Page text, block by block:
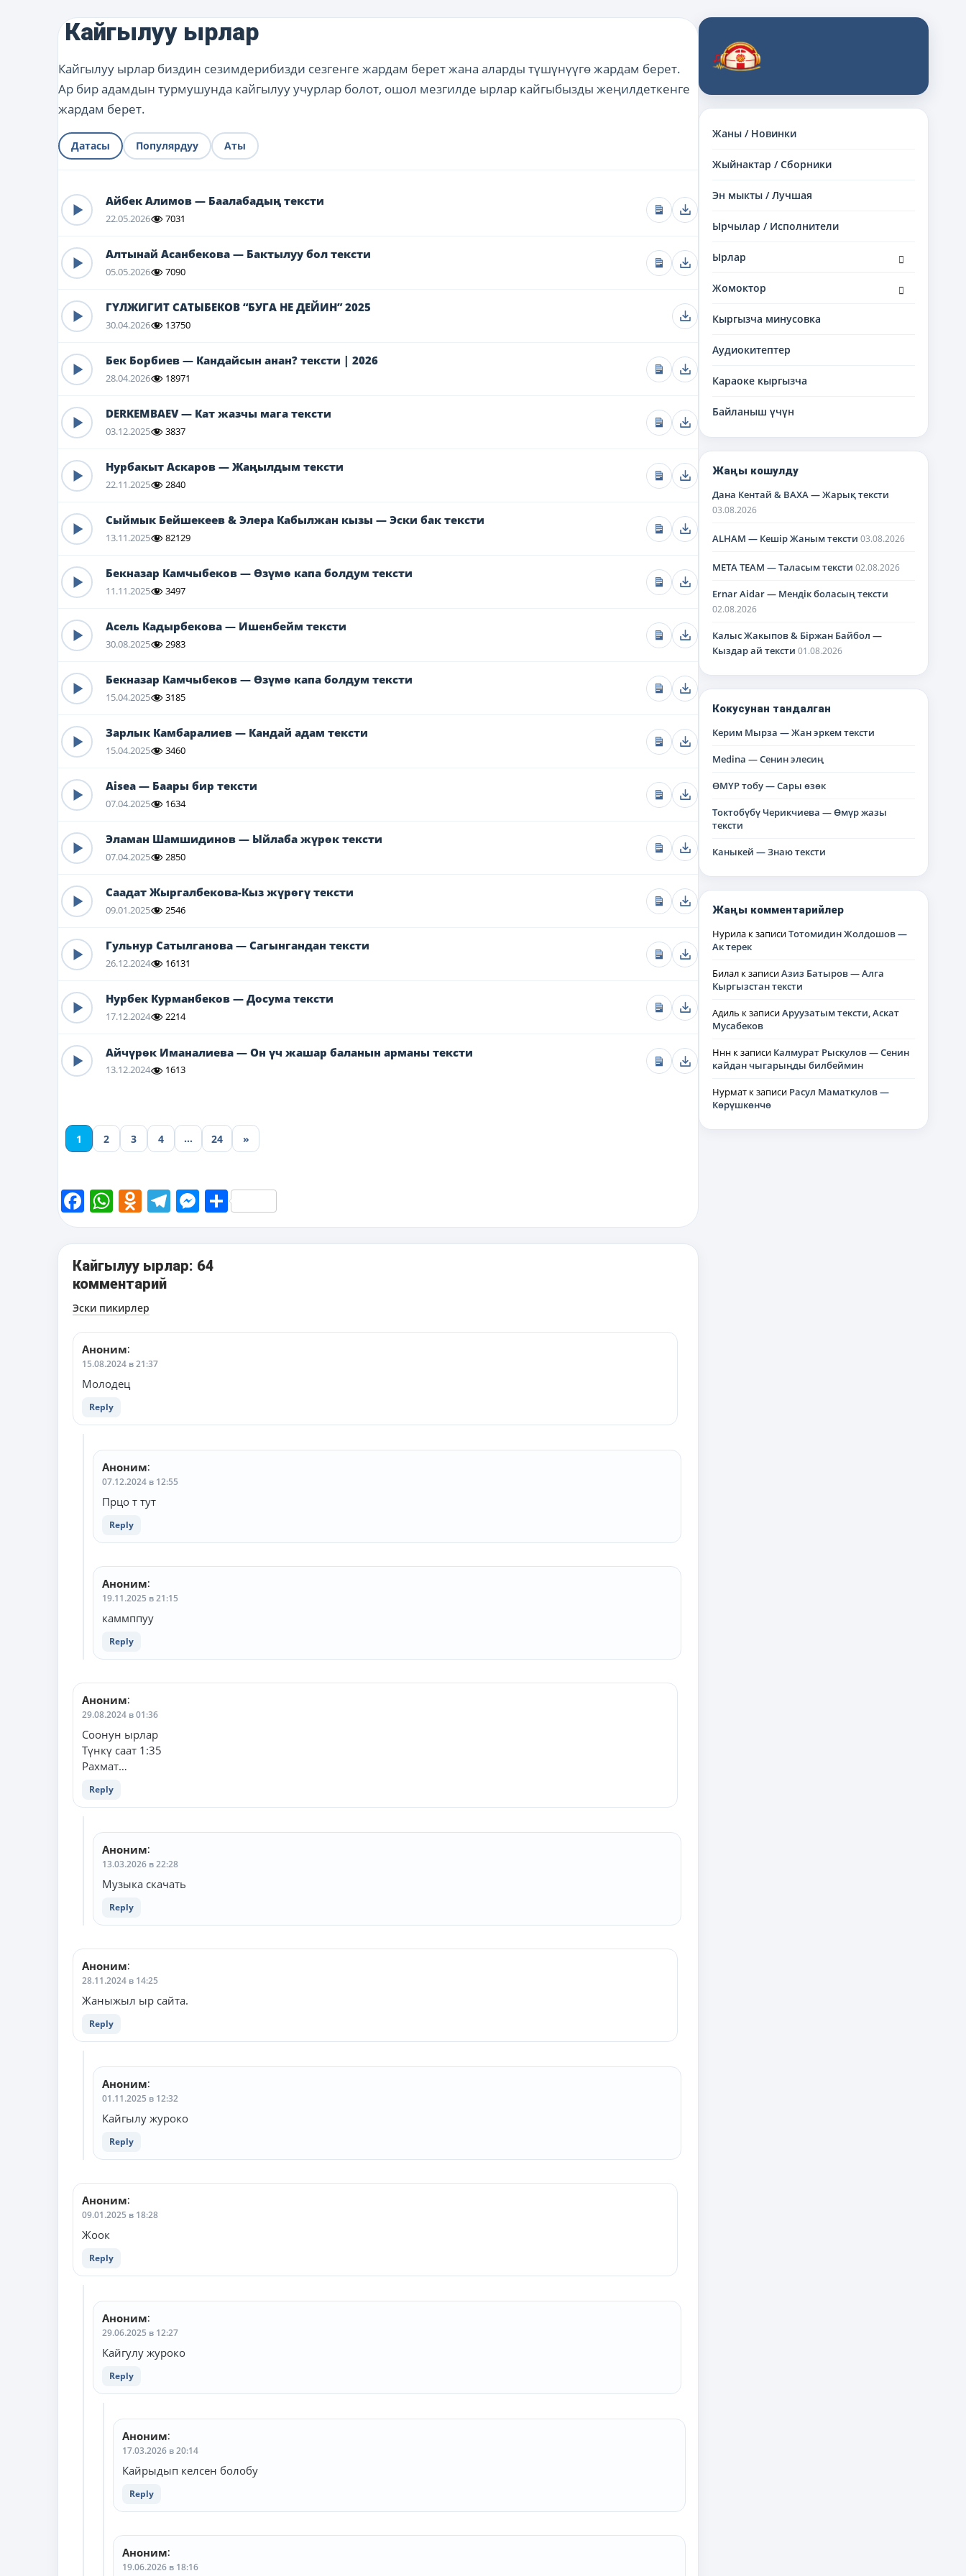
Жаны / Новинки
Жыйнактар / Сборники
Эн мыкты / Лучшая
Ырчылар / Исполнители
Ырлар
дочернее
Жомоктор
дочернее
Кыргызча минусовка
Аудиокитептер
Караоке кыргызча
Байланыш үчүн
Жаңы кошулду
Дана Кентай & BAXA — Жарық тексти
03.08.2026
ALHAM — Кешір Жаным тексти 03.08.2026
META TEAM — Таласым тексти 02.08.2026
Ernar Aidar — Мендік боласың тексти
02.08.2026
Калыс Жакыпов & Біржан Байбол —
Кыздар ай тексти 01.08.2026
Кокусунан тандалган
Керим Мырза — Жан эркем тексти
Medina — Сенин элесиң
ӨМҮР тобу — Сары өзөк
Токтобүбү Черикчиева — Өмүр жазы
тексти
Каныкей — Знаю тексти
Жаңы комментарийлер
Нурила к записиТотомидин Жолдошов —
Ак терек
Билал к записиАзиз Батыров — Алга
Кыргызстан тексти
Адиль к записиАруузатым тексти, Аскат
Мусабеков
Ннн к записи Калмурат Рыскулов — Сенин
кайдан чыгарыңды билбеймин
Нурмат к записи Расул Маматкулов —
Көрүшкөнчө
Кайгылуу ырлар
Кайгылуу ырлар биздин сезимдерибизди сезгенге жардам берет жана аларды түшүнүүгө жардам берет.
Ар бир адамдын турмушунда кайгылуу учурлар болот, ошол мезгилде ырлар кайгыбызды жеңилдеткенге
жардам берет.
Датасы Популярдуу Аты
Айбек Алимов — Баалабадың тексти
22.05.2026 7031
Алтынай Асанбекова — Бактылуу бол тексти
05.05.2026 7090
ГҮЛЖИГИТ САТЫБЕКОВ “БУГА НЕ ДЕЙИН” 2025
30.04.2026 13750
Бек Борбиев — Кандайсын анан? тексти | 2026
28.04.2026 18971
DERKEMBAEV — Кат жазчы мага тексти
03.12.2025 3837
Нурбакыт Аскаров — Жаңылдым тексти
22.11.2025 2840
Сыймык Бейшекеев & Элера Кабылжан кызы — Эски бак тексти
13.11.2025 82129
Бекназар Камчыбеков — Өзүмө капа болдум тексти
11.11.2025 3497
Асель Кадырбекова — Ишенбейм тексти
30.08.2025 2983
Бекназар Камчыбеков — Өзүмө капа болдум тексти
15.04.2025 3185
Зарлык Камбаралиев — Кандай адам тексти
15.04.2025 3460
Aisea — Баары бир тексти
07.04.2025 1634
Эламан Шамшидинов — Ыйлаба жүрөк тексти
07.04.2025 2850
Саадат Жыргалбекова-Кыз жүрөгү тексти
09.01.2025 2546
Гульнур Сатылганова — Сагынгандан тексти
26.12.2024 16131
Нурбек Курманбеков — Досума тексти
17.12.2024 2214
Айчүрөк Иманалиева — Он үч жашар баланын арманы тексти
13.12.2024 1613
1 2 3 4 … 24 »
Facebook
WhatsApp
Odnoklassniki
Telegram
Messenger
Share
Кайгылуу ырлар: 64
комментарий
Навигация
комментариям
Эски пикирлер
Аноним:
15.08.2024 в 21:37
Молодец
Reply
Аноним:
07.12.2024 в 12:55
Прцо т тут
Reply
Аноним:
19.11.2025 в 21:15
каммппуу
Reply
Аноним:
29.08.2024 в 01:36
Соонун ырлар
Түнкү саат 1:35
Рахмат…
Reply
Аноним:
13.03.2026 в 22:28
Музыка скачать
Reply
Аноним:
28.11.2024 в 14:25
Жаныжыл ыр сайта.
Reply
Аноним:
01.11.2025 в 12:32
Кайгылу журоко
Reply
Аноним:
09.01.2025 в 18:28
Жоок
Reply
Аноним:
29.06.2025 в 12:27
Кайгулу журоко
Reply
Аноним:
17.03.2026 в 20:14
Кайрыдып келсен болобу
Reply
Аноним:
19.06.2026 в 18:16